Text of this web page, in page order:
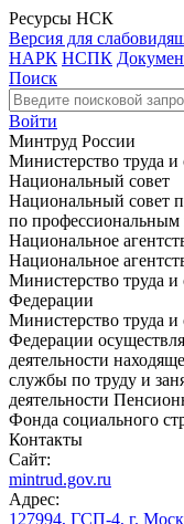
Ресурсы НСК
Версия для
НАРК НСПК
Поиск
Войти
Минтруд России
Министерство труда
Национальный совет
Национальный совет
по
Национальное
Национальное
Министерство труда
Федерации
Министерство труда
Федерации
деятельности
службы по труду и
деятельности
Фонда социального
Контакты
Сайт:
mintrud.gov.ru
Адрес:
127994, ГСП-4, г.